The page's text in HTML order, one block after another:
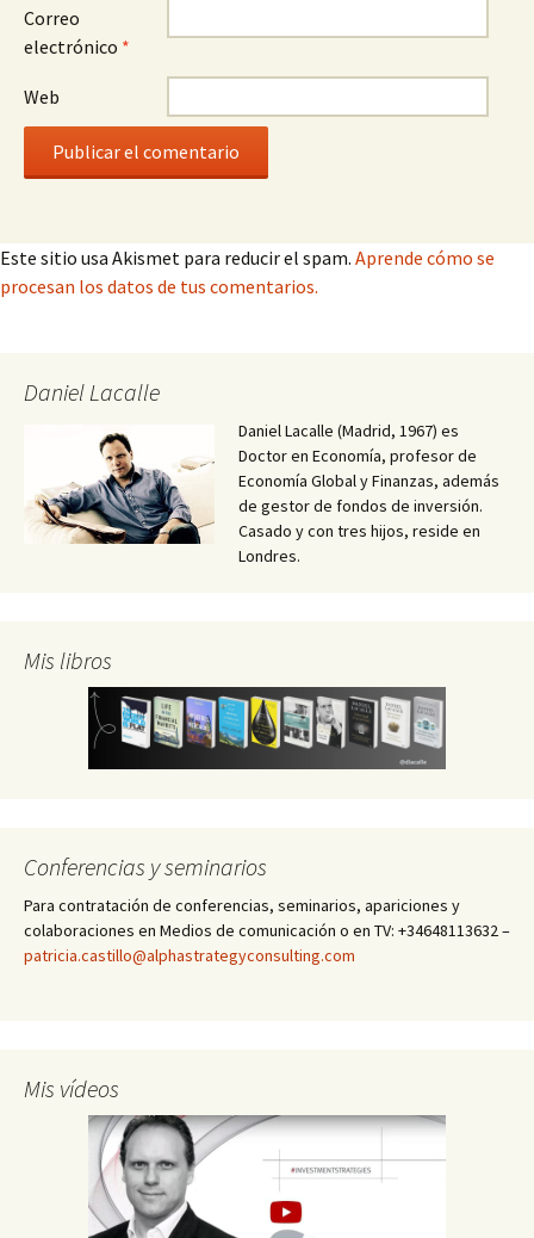
Correo
electrónico *
Web
Este sitio usa Akismet para reducir el spam. Aprende cómo se
procesan los datos de tus comentarios.
Daniel Lacalle
Daniel Lacalle (Madrid, 1967) es
Doctor en Economía, profesor de
Economía Global y Finanzas, además
de gestor de fondos de inversión.
Casado y con tres hijos, reside en
Londres.
Mis libros
Conferencias y seminarios
Para contratación de conferencias, seminarios, apariciones y
colaboraciones en Medios de comunicación o en TV: +34648113632 –
patricia.castillo@alphastrategyconsulting.com
Mis vídeos